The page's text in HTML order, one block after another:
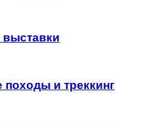
выставки
и треккинг